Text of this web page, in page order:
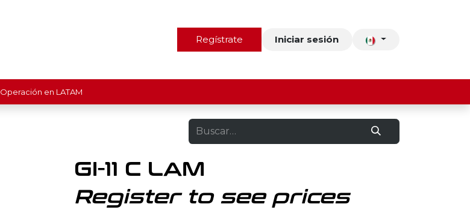
Nosotros Contacto
Regístrate Iniciar sesión
Operación en LATAM
GI-11 C LAM
Register to see prices